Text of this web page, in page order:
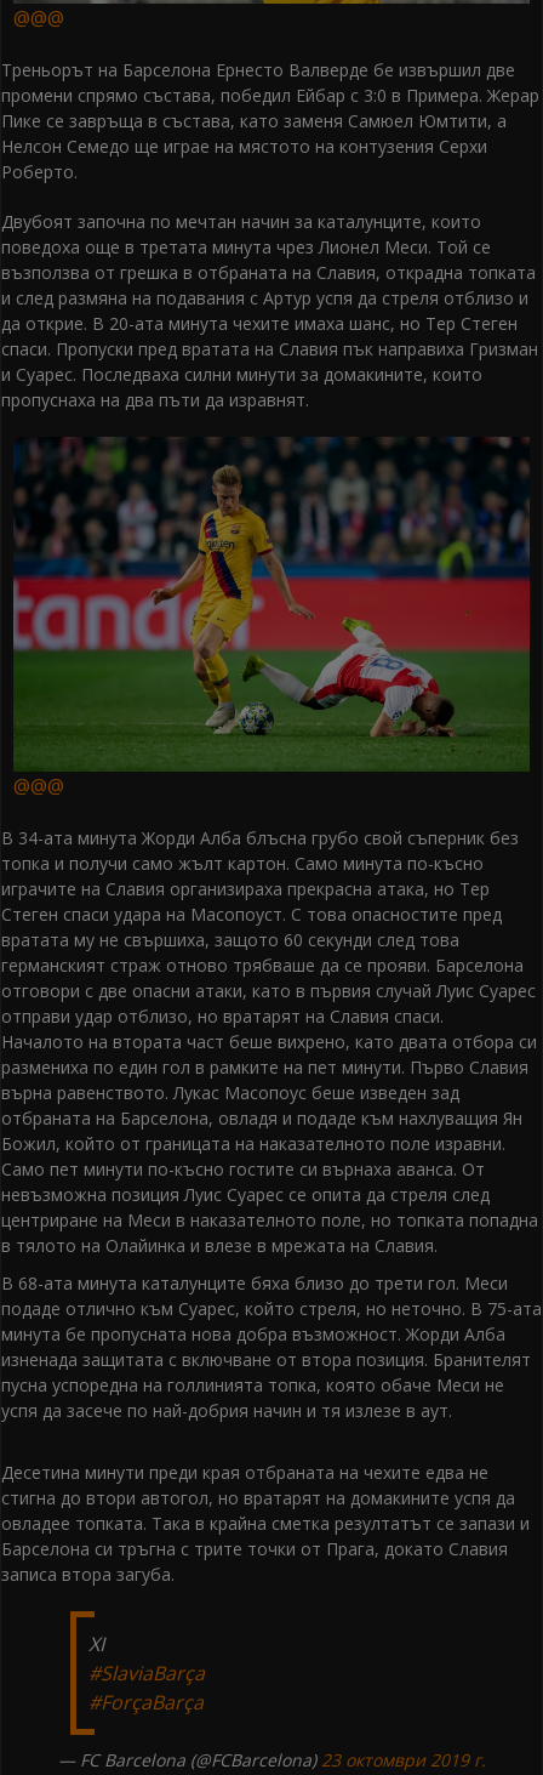
@@@
Треньорът на Барселона Ернесто Валверде бе извършил две
промени спрямо състава, победил Ейбар с 3:0 в Примера. Жерар
Пике се завръща в състава, като заменя Самюел Юмтити, а
Нелсон Семедо ще играе на мястото на контузения Серхи
Роберто.
Двубоят започна по мечтан начин за каталунците, които
поведоха още в третата минута чрез Лионел Меси. Той се
възползва от грешка в отбраната на Славия, открадна топката
и след размяна на подавания с Артур успя да стреля отблизо и
да открие. В 20-ата минута чехите имаха шанс, но Тер Стеген
спаси. Пропуски пред вратата на Славия пък направиха Гризман
и Суарес. Последваха силни минути за домакините, които
пропуснаха на два пъти да изравнят.
@@@
В 34-ата минута Жорди Алба блъсна грубо свой съперник без
топка и получи само жълт картон. Само минута по-късно
играчите на Славия организираха прекрасна атака, но Тер
Стеген спаси удара на Масопоуст. С това опасностите пред
вратата му не свършиха, защото 60 секунди след това
германският страж отново трябваше да се прояви. Барселона
отговори с две опасни атаки, като в първия случай Луис Суарес
отправи удар отблизо, но вратарят на Славия спаси.
Началото на втората част беше вихрено, като двата отбора си
размениха по един гол в рамките на пет минути. Първо Славия
върна равенството. Лукас Масопоус беше изведен зад
отбраната на Барселона, овладя и подаде към нахлуващия Ян
Божил, който от границата на наказателното поле изравни.
Само пет минути по-късно гостите си върнаха аванса. От
невъзможна позиция Луис Суарес се опита да стреля след
центриране на Меси в наказателното поле, но топката попадна
в тялото на Олайинка и влезе в мрежата на Славия.
В 68-ата минута каталунците бяха близо до трети гол. Меси
подаде отлично към Суарес, който стреля, но неточно. В 75-ата
минута бе пропусната нова добра възможност. Жорди Алба
изненада защитата с включване от втора позиция. Бранителят
пусна успоредна на голлинията топка, която обаче Меси не
успя да засече по най-добрия начин и тя излезе в аут.
Десетина минути преди края отбраната на чехите едва не
стигна до втори автогол, но вратарят на домакините успя да
овладее топката. Така в крайна сметка резултатът се запази и
Барселона си тръгна с трите точки от Прага, докато Славия
записа втора загуба.
XI
#SlaviaBarça
#ForçaBarça
— FC Barcelona (@FCBarcelona) 23 октомври 2019 г.